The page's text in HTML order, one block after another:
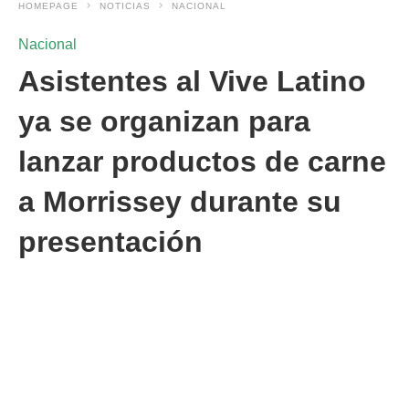
HOMEPAGE NOTICIAS NACIONAL
Nacional
Asistentes al Vive Latino
ya se organizan para
lanzar productos de carne
a Morrissey durante su
presentación